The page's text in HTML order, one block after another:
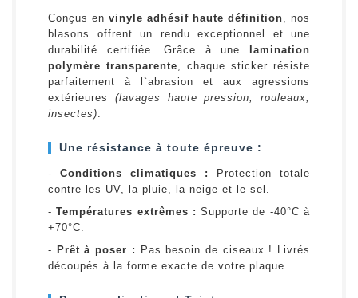
Conçus en vinyle adhésif haute définition, nos
blasons offrent un rendu exceptionnel et une
durabilité certifiée. Grâce à une
lamination
polymère transparente, chaque sticker résiste
parfaitement à l`abrasion et aux agressions
extérieures (lavages haute pression, rouleaux,
insectes).
Une résistance à toute épreuve :
- Conditions climatiques :
Protection totale
contre les UV, la pluie, la neige et le sel.
-Températures extrêmes : Supporte de -40°C à
+70°C.
- Prêt à poser :
Pas besoin de ciseaux ! Livrés
découpés à la forme exacte de votre plaque.